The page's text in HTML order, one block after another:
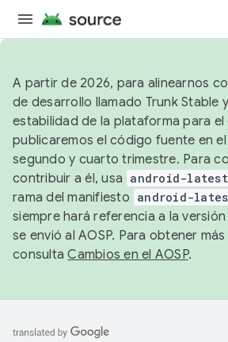
A partir de 2026, para alinearnos
de desarrollo llamado Trunk Stable
estabilidad de la plataforma para el
publicaremos el código fuente en el
segundo y cuarto trimestre. Para
contribuir a él, usa android-
rama del manifiesto android-
siempre hará referencia a la
se envió al AOSP. Para obtener
consultaCambios en el AOSP.